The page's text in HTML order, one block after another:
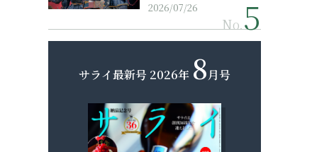
2026/07/26
No.
サライ最新号 2026年 8月号